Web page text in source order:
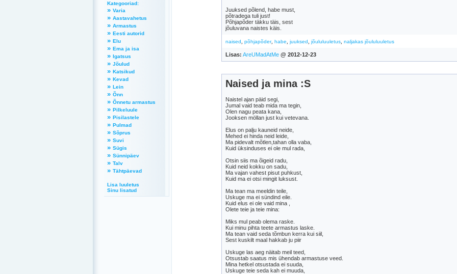
Kategooriad:
» Varia
» Aastavahetus
» Armastus
» Eesti autorid
» Elu
» Ema ja isa
» Igatsus
» Jõulud
» Katsikud
» Kevad
» Lein
» Õnn
» Õnnetu armastus
» Pilkeluule
» Pisilastele
» Pulmad
» Sõprus
» Suvi
» Sügis
» Sünnipäev
» Talv
» Tähtpäevad
Lisa luuletus
Sinu lisatud
Juuksed põlend, habe must,
põtradega tuli just!
Põhjapõder täkku täis, sest
jõuluvana naistes käis.
naised põhjapõder, habe juuksed jõululuuletus naljakas jõululuuletus
Lisas: AreUMadAtMe @ 2012-12-23
Naised ja mina :S
Naistel ajan päid segi,
Jumal vaid teab mida ma tegin,
Olen nagu peata kana,
Jooksen möllan just kui vetevana.
Elus on palju kauneid neide,
Mehed ei hinda neid leide,
Ma pidevalt mõtlen,tahan olla vaba,
Kuid üksinduses ei ole mul rada,
Otsin siis ma õigeid radu,
Kuid neid kokku on sadu,
Ma vajan vahest pisut puhkust,
Kuid ma ei otsi mingit luksust.
Ma tean ma meeldin teile,
Uskuge ma ei sündind eile.
Kuid elus ei ole vaid mina ,
Olete teie ja teie mina:
Miks mul peab olema raske.
Kui minu pihta teete armastus laske.
Ma tean vaid seda tõmbun kerra kui siil,
Sest kuskilt maal hakkab ju piir
Uskuge las aeg näitab meil teed,
Otsustab saatus mis ühendab armastuse veed.
Mina hetkel otsustada ei suuda,
Uskuge teie seda kah ei muuda,